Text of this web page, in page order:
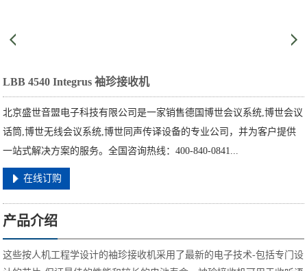
LBB 4540 Integrus 袖珍接收机
北京盛世音盟电子科技有限公司是一家销售德国博世会议系统,博世会议
话筒,博世无线会议系统,博世同声传译设备的专业公司，并为客户提供
一站式解决方案的服务。全国咨询热线：400-840-0841...
在线订购
产品介绍
这些按人机工程学设计的袖珍接收机采用了最新的电子技术-包括专门设